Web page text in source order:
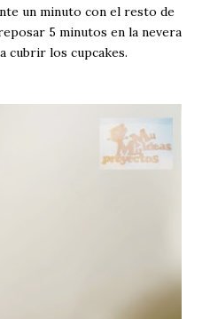
un minuto con el resto de
5 minutos en la nevera
cubrir los cupcakes.